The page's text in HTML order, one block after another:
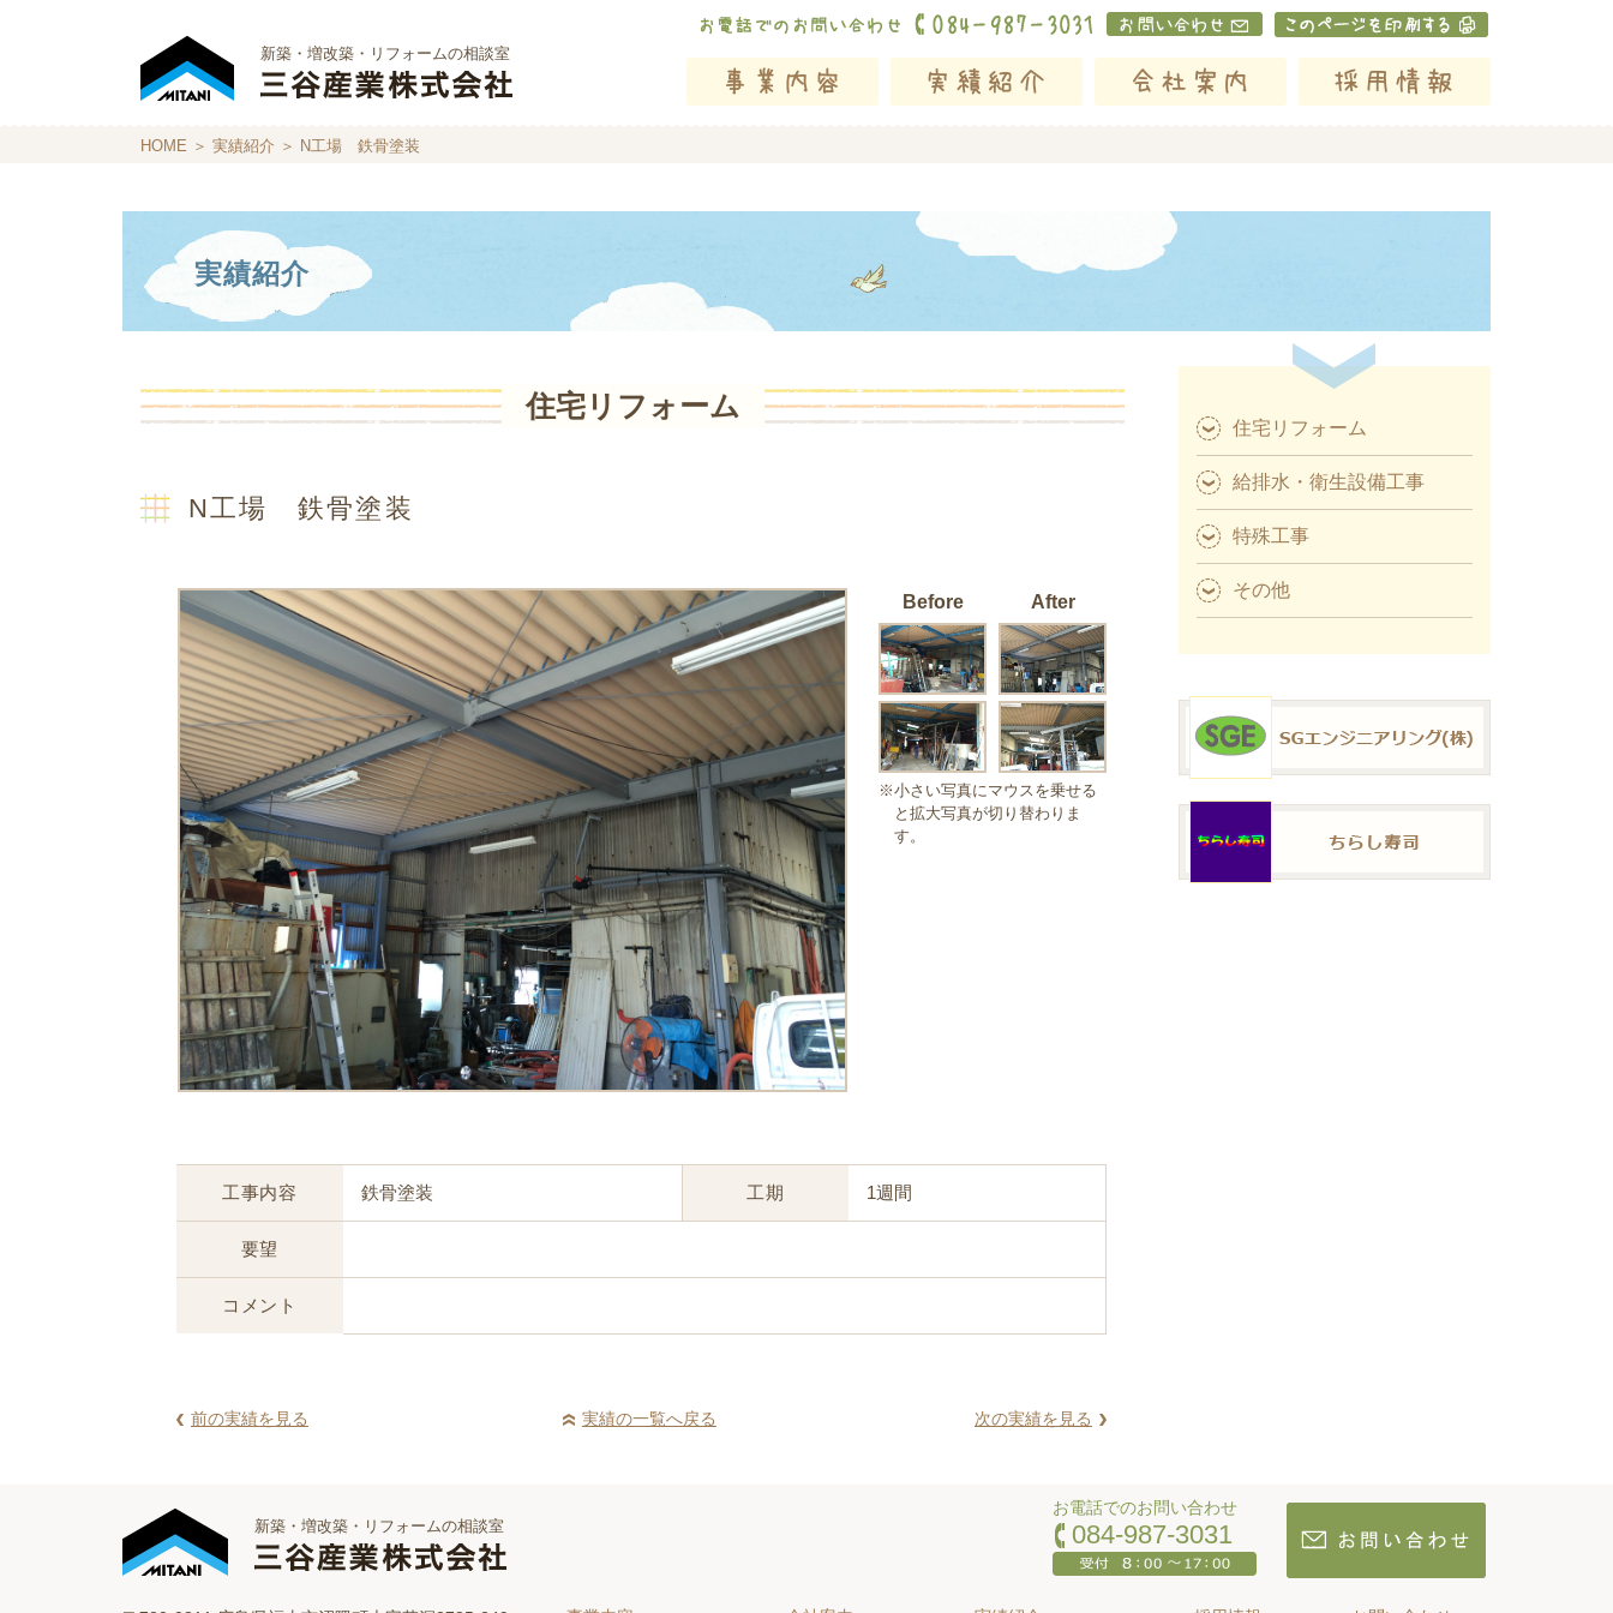
新築・増改築・リフォームの相談室
HOME ＞ 実績紹介 ＞ N工場 鉄骨塗装
実績紹介
住宅リフォーム
N工場 鉄骨塗装
Before After
※小さい写真にマウスを乗せる
と拡大写真が切り替わりま
す。
工事内容 鉄骨塗装 工期 1週間
要望
コメント
前の実績を見る 実績の一覧へ戻る 次の実績を見る
住宅リフォーム
給排水・衛生設備工事
特殊工事
その他
新築・増改築・リフォームの相談室
お電話でのお問い合わせ
084-987-3031